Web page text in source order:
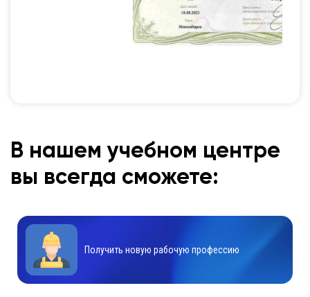
В нашем учебном центре
вы всегда сможете:
Получить новую рабочую профессию